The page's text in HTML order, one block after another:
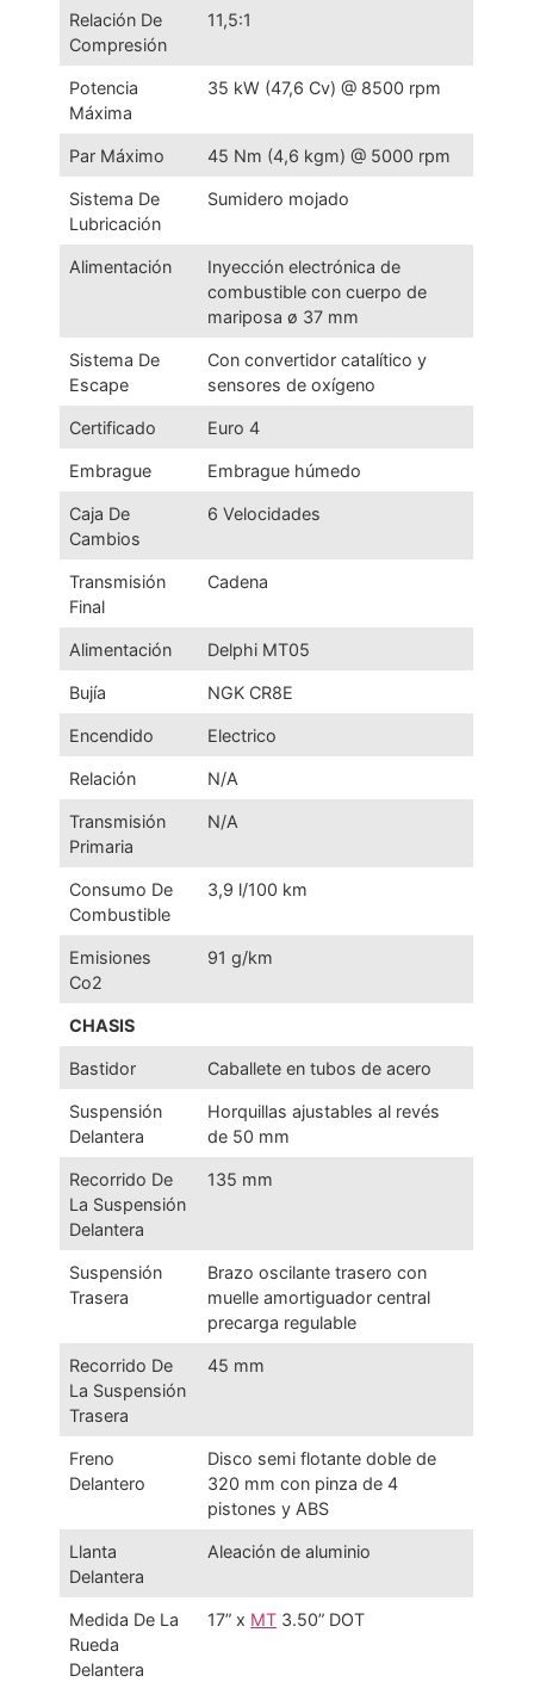
Relación De
Compresión
11,5:1
Potencia
Máxima
35 kW (47,6 Cv) @ 8500 rpm
Par Máximo 45 Nm (4,6 kgm) @ 5000 rpm
Sistema De
Lubricación
Sumidero mojado
Alimentación
Inyección electrónica de
combustible con cuerpo de
mariposa ø 37 mm
Sistema De
Escape
Con convertidor catalítico y
sensores de oxígeno
Certificado Euro 4
Embrague Embrague húmedo
Caja De
Cambios
6 Velocidades
Transmisión
Final
Cadena
Alimentación Delphi MT05
Bujía NGK CR8E
Encendido Electrico
Relación N/A
Transmisión
Primaria
N/A
Consumo De
Combustible
3,9 l/100 km
Emisiones
Co2
91 g/km
CHASIS
Bastidor Caballete en tubos de acero
Suspensión
Delantera
Horquillas ajustables al revés
de 50 mm
Recorrido De
La Suspensión
Delantera
135 mm
Suspensión
Trasera
Brazo oscilante trasero con
muelle amortiguador central
precarga regulable
Recorrido De
La Suspensión
Trasera
45 mm
Freno
Delantero
Disco semi flotante doble de
320 mm con pinza de 4
pistones y ABS
Llanta
Delantera
Aleación de aluminio
Medida De La
Rueda
Delantera
17” x MT 3.50” DOT